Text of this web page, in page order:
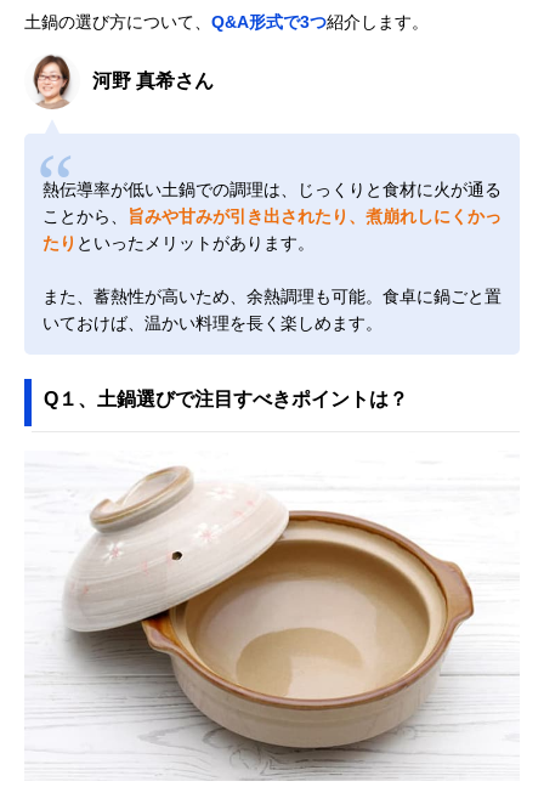
土鍋の選び方について、 Q&A形式で3つ紹介します。
河野 真希さん
熱伝導率が低い土鍋での調理は、じっくりと食材に火が通る
ことから、
旨みや甘みが引き出されたり、煮崩れしにくかっ
たり といったメリットがあります。
また、蓄熱性が高いため、余熱調理も可能。食卓に鍋ごと置
いておけば、温かい料理を長く楽しめます。
Q１、土鍋選びで注目すべきポイントは？